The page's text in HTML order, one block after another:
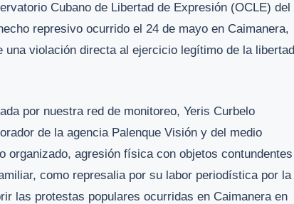
Cubano de Libertad de Expresión (OCLE) del
represivo ocurrido el 24 de mayo en Caimanera,
violación directa al ejercicio legítimo de la libertad
por nuestra red de monitoreo, Yeris Curbelo
de la agencia Palenque Visión y del medio
organizado, agresión física con objetos contundentes
como represalia por su labor periodística por la
las protestas populares ocurridas en Caimanera en